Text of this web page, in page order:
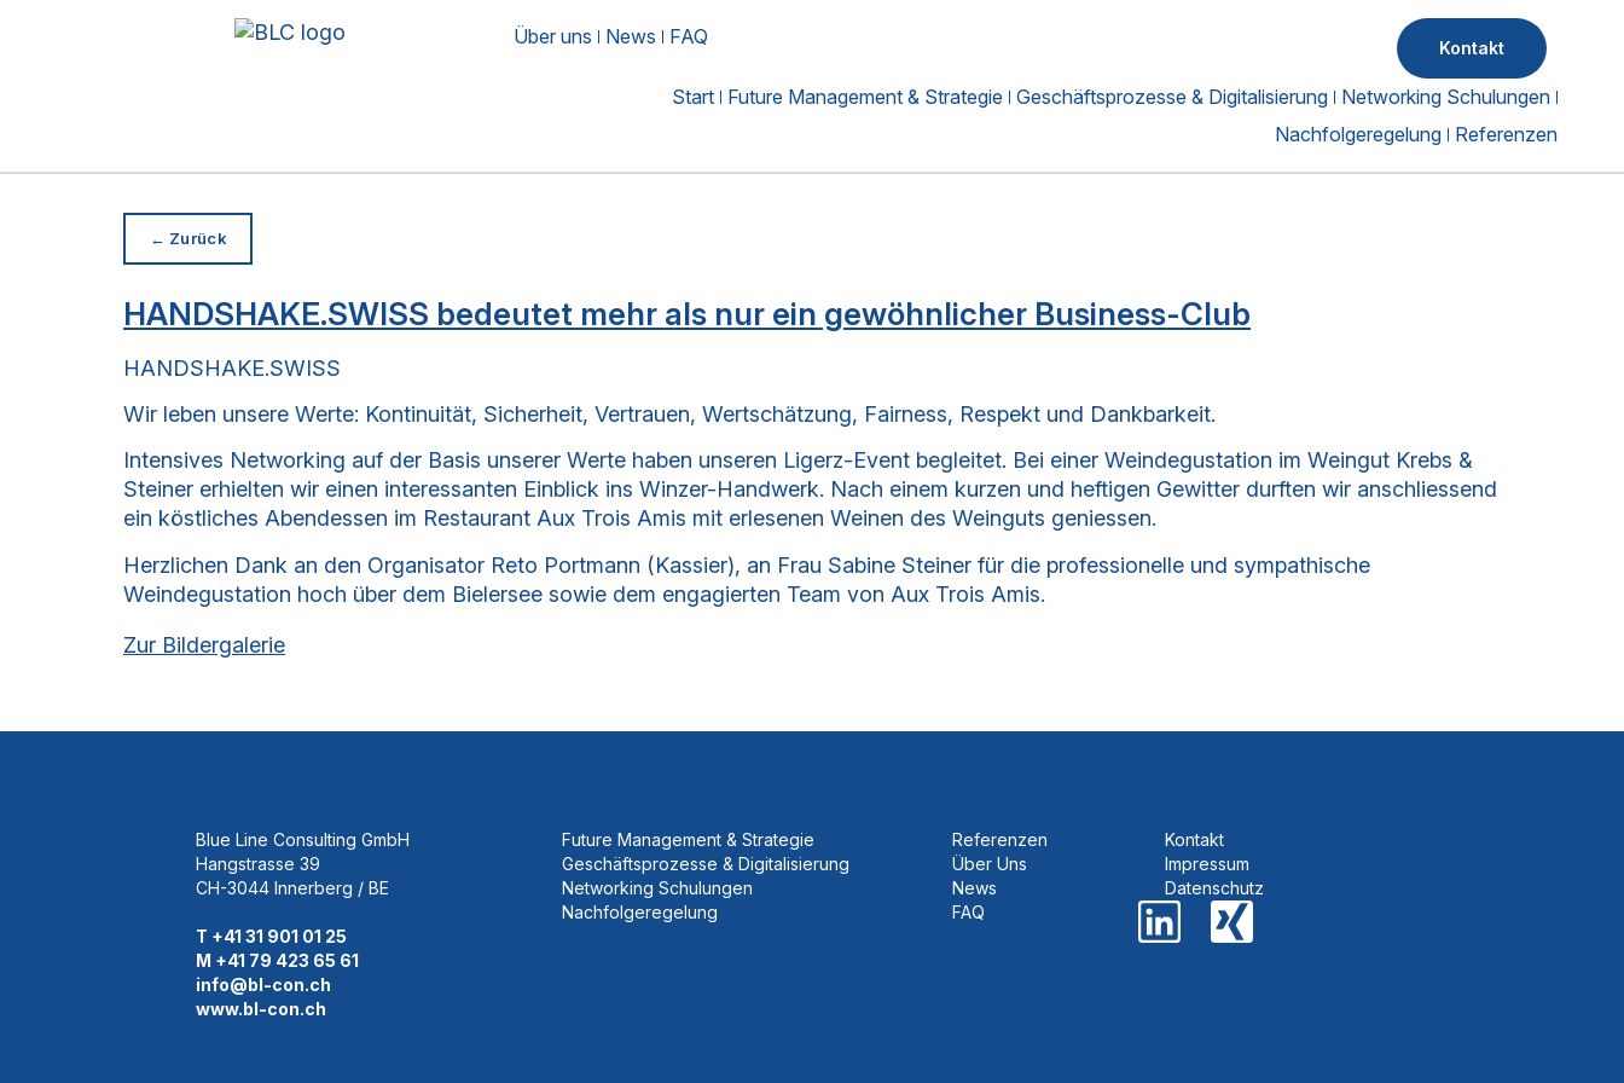
Über uns News FAQ Kontakt
Start Future Management & Strategie Geschäftsprozesse & Digitalisierung
Networking Schulungen
Nachfolgeregelung
Referenzen
← Zurück
HANDSHAKE.SWISS bedeutet mehr als nur ein gewöhnlicher Business-Club
HANDSHAKE.SWISS
Wir leben unsere Werte: Kontinuität, Sicherheit, Vertrauen, Wertschätzung, Fairness, Respekt und Dankbarkeit.
Intensives Networking auf der Basis unserer Werte haben unseren Ligerz-Event begleitet. Bei einer Weindegustation im Weingut Krebs &
Steiner erhielten wir einen interessanten Einblick ins Winzer-Handwerk. Nach einem kurzen und heftigen Gewitter durften wir anschliessend
ein köstliches Abendessen im Restaurant Aux Trois Amis mit erlesenen Weinen des Weinguts geniessen.
Herzlichen Dank an den Organisator Reto Portmann (Kassier), an Frau Sabine Steiner für die professionelle und sympathische
Weindegustation hoch über dem Bielersee sowie dem engagierten Team von Aux Trois Amis.
Zur Bildergalerie
Blue Line Consulting GmbH
Hangstrasse 39
CH-3044 Innerberg / BE
T +41 31 901 01 25
M +41 79 423 65 61
info@bl-con.ch
www.bl-con.ch
Future Management & Strategie
Geschäftsprozesse & Digitalisierung
Networking Schulungen
Nachfolgeregelung
Referenzen
Über Uns
News
FAQ
Kontakt
Impressum
Datenschutz